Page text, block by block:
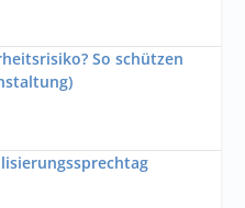
So schützen